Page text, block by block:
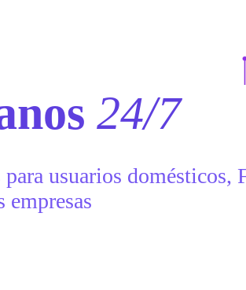
24/7
usuarios domésticos,
empresas